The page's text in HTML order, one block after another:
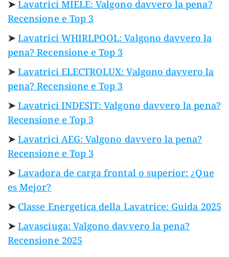
➤ Lavatrici MIELE: Valgono davvero la pena?
Recensione e Top 3
➤ Lavatrici WHIRLPOOL: Valgono davvero la
pena? Recensione e Top 3
➤ Lavatrici ELECTROLUX: Valgono davvero la
pena? Recensione e Top 3
➤ Lavatrici INDESIT: Valgono davvero la pena?
Recensione e Top 3
➤ Lavatrici AEG: Valgono davvero la pena?
Recensione e Top 3
➤ Lavadora de carga frontal o superior: ¿Que
es Mejor?
➤ Classe Energetica della Lavatrice: Guida 2025
➤ Lavasciuga: Valgono davvero la pena?
Recensione 2025